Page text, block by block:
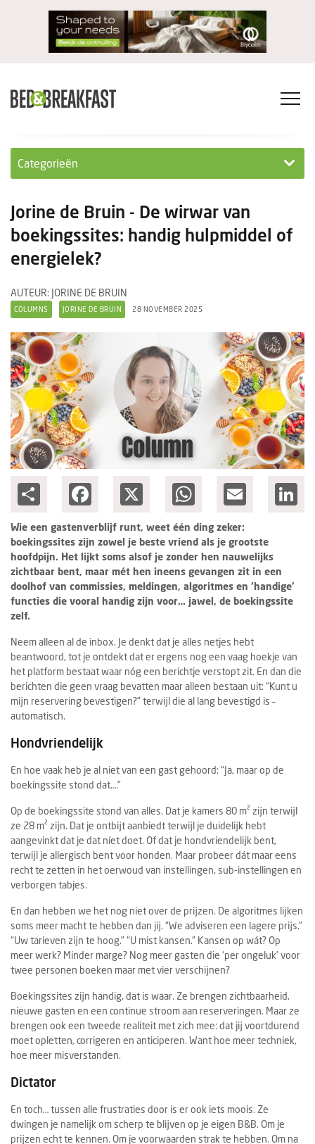
Categorieën
Wet- en regelgeving
Internationaal
Interviews
Ondernemen
Jorine de Bruin - De wirwar van
boekingssites: handig hulpmiddel of
energielek?
AUTEUR: JORINE DE BRUIN
COLUMNS JORINE DE BRUIN 28 NOVEMBER 2025
Facebook WhatsApp Email
Wie een gastenverblijf runt, weet één ding zeker:
boekingssites zijn zowel je beste vriend als je grootste
hoofdpijn. Het lijkt soms alsof je zonder hen nauwelijks
zichtbaar bent, maar mét hen ineens gevangen zit in een
doolhof van commissies, meldingen, algoritmes en ‘handige’
functies die vooral handig zijn voor… jawel, de boekingssite
zelf.
Neem alleen al de inbox. Je denkt dat je alles netjes hebt
beantwoord, tot je ontdekt dat er ergens nog een vaag hoekje van
het platform bestaat waar nóg een berichtje verstopt zit. En dan die
berichten die geen vraag bevatten maar alleen bestaan uit: “Kunt u
mijn reservering bevestigen?” terwijl die al lang bevestigd is –
automatisch.
Hondvriendelijk
En hoe vaak heb je al niet van een gast gehoord: “Ja, maar op de
boekingssite stond dat….”
Op de boekingssite stond van alles. Dat je kamers 80 m² zijn terwijl
ze 28 m² zijn. Dat je ontbijt aanbiedt terwijl je duidelijk hebt
aangevinkt dat je dat níet doet. Of dat je hondvriendelijk bent,
terwijl je allergisch bent voor honden. Maar probeer dát maar eens
recht te zetten in het oerwoud van instellingen, sub-instellingen en
verborgen tabjes.
En dan hebben we het nog niet over de prijzen. De algoritmes lijken
soms meer macht te hebben dan jij. “We adviseren een lagere prijs.”
“Uw tarieven zijn te hoog.” “U mist kansen.” Kansen op wát? Op
meer werk? Minder marge? Nog meer gasten die ‘per ongeluk’ voor
twee personen boeken maar met vier verschijnen?
Boekingssites zijn handig, dat is waar. Ze brengen zichtbaarheid,
nieuwe gasten en een continue stroom aan reserveringen. Maar ze
brengen ook een tweede realiteit met zich mee: dat jij voortdurend
moet opletten, corrigeren en anticiperen. Want hoe meer techniek,
hoe meer misverstanden.
Dictator
En toch… tussen alle frustraties door is er ook iets moois. Ze
dwingen je namelijk om scherp te blijven op je eigen B&B. Om je
prijzen echt te kennen. Om je voorwaarden strak te hebben. Om na